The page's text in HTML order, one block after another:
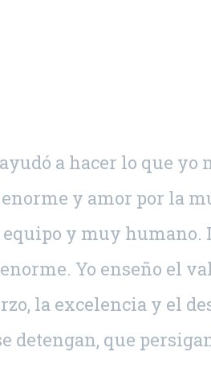
a hacer lo que yo
y amor por la
y muy humano.
Yo enseño el
la excelencia y el
detengan, que